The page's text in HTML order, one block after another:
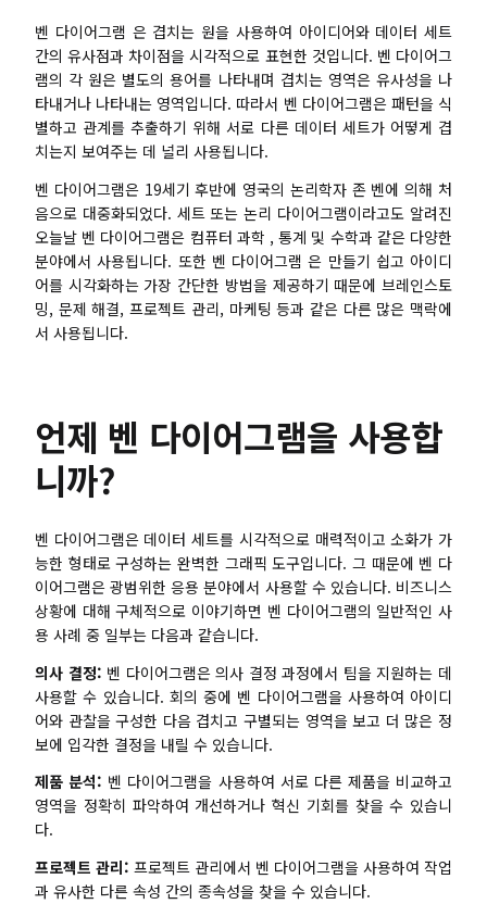
회의 및 워크숍
제품 기획
AI
창의성 & 다이어그램
AI 마인드맵
AI 플로우차트
AI 사용자 여정 지도
계획 & 처리
AI 비즈니스 모델 캔버스
AI 가치 사슬 분석
전략 & 분석
AI 사용자 페르소나
AI SMART 목표
AI BCG 매트릭스
스마트 크리에이션
AI 화이트보드
AI 프레젠테이션
AI 이력서 작성기
리소스
탐구 학습
벤 다이어그램 은 겹치는 원을 사용하여 아이디어와 데이터 세트
간의 유사점과 차이점을 시각적으로 표현한 것입니다. 벤 다이어그
램의 각 원은 별도의 용어를 나타내며 겹치는 영역은 유사성을 나
타내거나 나타내는 영역입니다. 따라서 벤 다이어그램은 패턴을 식
별하고 관계를 추출하기 위해 서로 다른 데이터 세트가 어떻게 겹
치는지 보여주는 데 널리 사용됩니다.
벤 다이어그램은 19세기 후반에 영국의 논리학자 존 벤에 의해 처
음으로 대중화되었다. 세트 또는 논리 다이어그램이라고도 알려진
오늘날 벤 다이어그램은 컴퓨터 과학 , 통계 및 수학과 같은 다양한
분야에서 사용됩니다. 또한 벤 다이어그램 은 만들기 쉽고 아이디
어를 시각화하는 가장 간단한 방법을 제공하기 때문에 브레인스토
밍, 문제 해결, 프로젝트 관리, 마케팅 등과 같은 다른 많은 맥락에
서 사용됩니다.
언제 벤 다이어그램을 사용합
니까?
벤 다이어그램은 데이터 세트를 시각적으로 매력적이고 소화가 가
능한 형태로 구성하는 완벽한 그래픽 도구입니다. 그 때문에 벤 다
이어그램은 광범위한 응용 분야에서 사용할 수 있습니다. 비즈니스
상황에 대해 구체적으로 이야기하면 벤 다이어그램의 일반적인 사
용 사례 중 일부는 다음과 같습니다.
의사 결정: 벤 다이어그램은 의사 결정 과정에서 팀을 지원하는 데
사용할 수 있습니다. 회의 중에 벤 다이어그램을 사용하여 아이디
어와 관찰을 구성한 다음 겹치고 구별되는 영역을 보고 더 많은 정
보에 입각한 결정을 내릴 수 있습니다.
제품 분석: 벤 다이어그램을 사용하여 서로 다른 제품을 비교하고
영역을 정확히 파악하여 개선하거나 혁신 기회를 찾을 수 있습니
다.
프로젝트 관리: 프로젝트 관리에서 벤 다이어그램을 사용하여 작업
과 유사한 다른 속성 간의 종속성을 찾을 수 있습니다.